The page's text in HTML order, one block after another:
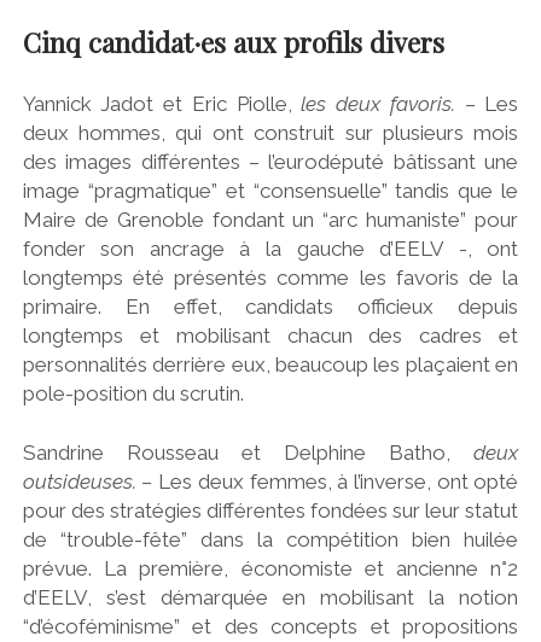
Cinq candidat·es aux profils divers
Yannick Jadot et Eric Piolle,les deux favoris. – Les
deux hommes, qui ont construit sur plusieurs mois
des images différentes – l’eurodéputé bâtissant une
image “pragmatique” et “consensuelle” tandis que le
Maire de Grenoble fondant un “arc humaniste” pour
fonder son ancrage à la gauche d’EELV -, ont
longtemps été présentés comme les favoris de la
primaire. En effet, candidats officieux depuis
longtemps et mobilisant chacun des cadres et
personnalités derrière eux, beaucoup les plaçaient en
pole-position du scrutin.
Sandrine Rousseau et Delphine Batho,deux
outsideuses. – Les deux femmes, à l’inverse, ont opté
pour des stratégies différentes fondées sur leur statut
de “trouble-fête” dans la compétition bien huilée
prévue. La première, économiste et ancienne n°2
d’EELV, s’est démarquée en mobilisant la notion
“d’écoféminisme” et des concepts et propositions